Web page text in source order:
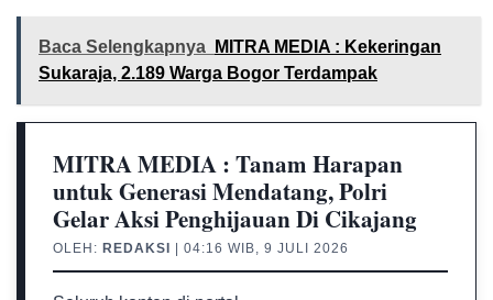
Baca Selengkapnya
MITRA MEDIA : Kekeringan
Sukaraja, 2.189 Warga Bogor Terdampak
MITRA MEDIA : Tanam Harapan
untuk Generasi Mendatang, Polri
Gelar Aksi Penghijauan Di Cikajang
OLEH: REDAKSI | 04:16 WIB, 9 JULI 2026